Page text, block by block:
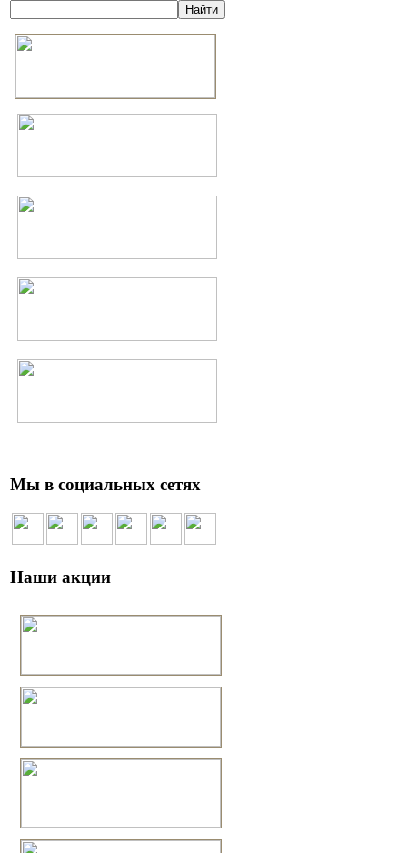
Мы в социальных сетях
Наши акции